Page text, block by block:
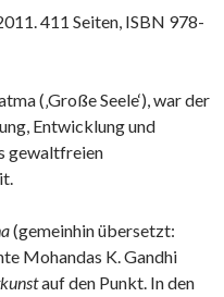
411 Seiten, ISBN 978-
(‚Große Seele‘), war der
Entwicklung und
gewaltfreien
(gemeinhin übersetzt:
Mohandas K. Gandhi
auf den Punkt. In den